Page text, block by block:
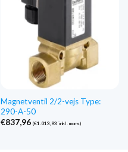
Magnetventil 2/2-vejs Type:
290-A-50
€837,96 (€1.013,93 inkl. moms)